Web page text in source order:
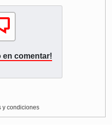
en comentar!
y condiciones